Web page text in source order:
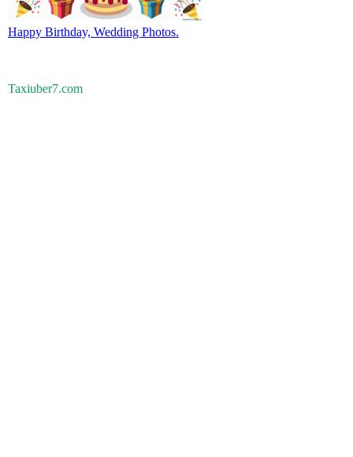
Happy Birthday, Wedding Photos.
Taxiuber7.com